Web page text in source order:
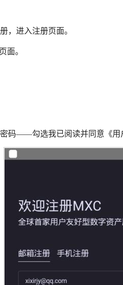
，进入注册页面。
面。
码——勾选我已阅读并同意《用